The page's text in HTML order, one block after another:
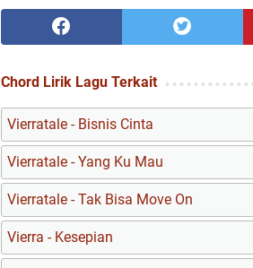
Chord Lirik Lagu Terkait
Vierratale - Bisnis Cinta
Vierratale - Yang Ku Mau
Vierratale - Tak Bisa Move On
Vierra - Kesepian